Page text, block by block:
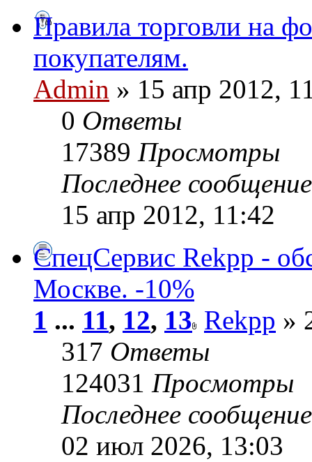
Правила торговли на
покупателям.
Admin » 15 апр 2012,
0 Ответы
17389 Просмотры
Последнее
15 апр 2012, 11:42
СпецСервис Rekpp -
Москве. -10%
1 ... 11, 12, 13 Rekpp »
317 Ответы
124031 Просмотры
Последнее
02 июл 2026, 13:03